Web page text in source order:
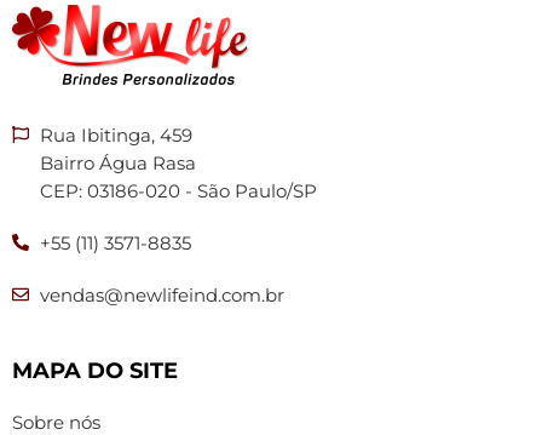
Rua Ibitinga, 459
Bairro Água Rasa
CEP: 03186-020 - São Paulo/SP
+55 (11) 3571-8835
vendas@newlifeind.com.br
MAPA DO SITE
Sobre nós